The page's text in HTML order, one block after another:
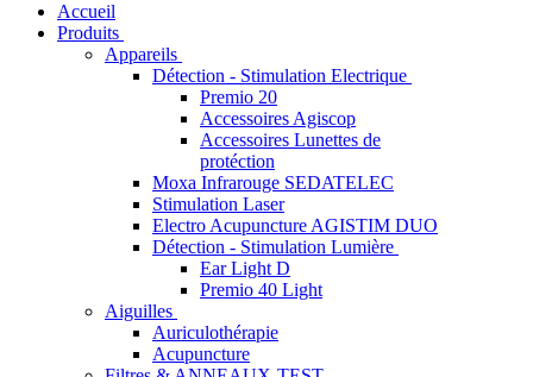
Accueil
Produits
Appareils
Détection - Stimulation Electrique
Premio 20
Accessoires Agiscop
Accessoires Lunettes de
protéction
Moxa Infrarouge SEDATELEC
Stimulation Laser
Electro Acupuncture AGISTIM DUO
Détection - Stimulation Lumière
Ear Light D
Premio 40 Light
Aiguilles
Auriculothérapie
Acupuncture